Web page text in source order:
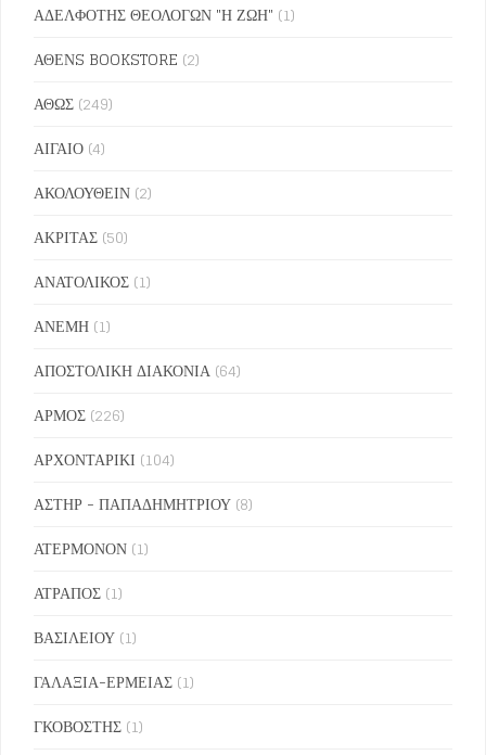
ΑΔΕΛΦΟΤΗΣ ΘΕΟΛΟΓΩΝ "Η ΖΩΗ" (1)
ΑΘΕΝS BOOKSTORE (2)
ΑΘΩΣ (249)
ΑΙΓΑΙΟ (4)
ΑΚΟΛΟΥΘΕΙΝ (2)
ΑΚΡΙΤΑΣ (50)
ΑΝΑΤΟΛΙΚΟΣ (1)
ΑΝΕΜΗ (1)
ΑΠΟΣΤΟΛΙΚΗ ΔΙΑΚΟΝΙΑ (64)
ΑΡΜΟΣ (226)
ΑΡΧΟΝΤΑΡΙΚΙ (104)
ΑΣΤΗΡ - ΠΑΠΑΔΗΜΗΤΡΙΟΥ (8)
ΑΤΕΡΜΟΝΟΝ (1)
ΑΤΡΑΠΟΣ (1)
ΒΑΣΙΛΕΙΟΥ (1)
ΓΑΛΑΞΙΑ-ΕΡΜΕΙΑΣ (1)
ΓΚΟΒΟΣΤΗΣ (1)